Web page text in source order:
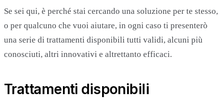
Se sei qui, è perché stai cercando una soluzione per te stesso,
o per qualcuno che vuoi aiutare, in ogni caso ti presenterò
una serie di trattamenti disponibili tutti validi, alcuni più
conosciuti, altri innovativi e altrettanto efficaci.
Trattamenti disponibili